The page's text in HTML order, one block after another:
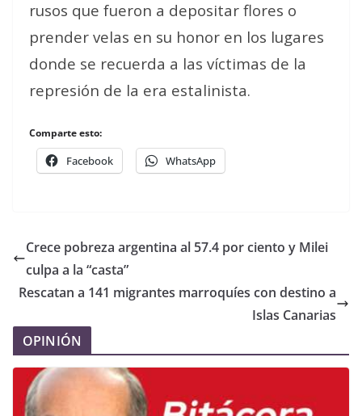
rusos que fueron a depositar flores o
prender velas en su honor en los lugares
donde se recuerda a las víctimas de la
represión de la era estalinista.
Comparte esto:
Facebook WhatsApp
Crece pobreza argentina al 57.4 por ciento y Milei
culpa a la “casta”
Rescatan a 141 migrantes marroquíes con destino a
Islas Canarias
OPINIÓN